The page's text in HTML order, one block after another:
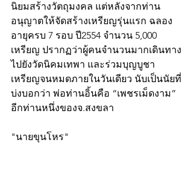
นิยมสร้างวัตถุมงคล แต่หลังจากท่าน
อนุญาตให้จัดสร้างเหรียญรุ่นแรก ฉลอง
อายุครบ 7 รอบ ปี2554 จำนวน 5,000
เหรียญ ปรากฏว่าผู้คนจำนวนมากเดินทาง
ไปยังวัดนิคมเทพา และร่วมบุญบูชา
เหรียญจนหมดภายในวันเดียว นับเป็นนัยที่
บ่งบอกว่า พ่อท่านอิ้นคือ “เพชรเม็ดงาม”
อีกท่านหนึ่งของจ.สงขลา
"นายขุนโหร"